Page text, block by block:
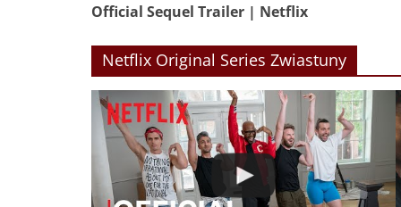
Official Sequel Trailer | Netflix
Netflix Original Series Zwiastuny